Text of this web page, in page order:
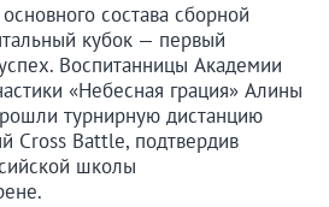
состава сборной
кубок — первый
Воспитанницы Академии
«Небесная грация» Алины
турнирную дистанцию
Cross Battle, подтвердив
школы